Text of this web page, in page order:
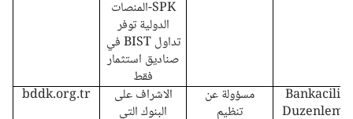
SPK-المنصات
الدولية توفر
تداول BIST في
صناديق استثمار
فقط
bddk.org.tr
الاشراف على
البنوك التي
مسؤولة عن
تنظيم
Bankacilik
Duzenleme